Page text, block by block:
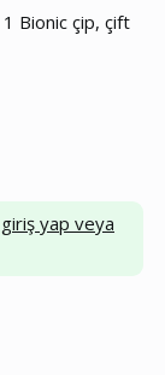
Bionic çip, çift
giriş yap veya